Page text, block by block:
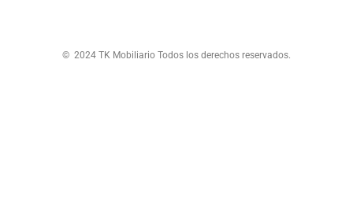
© 2024 TK Mobiliario Todos los derechos reservados.